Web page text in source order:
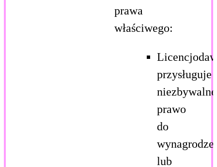
prawa
właściwego:
przysługuje
niezbywalne
prawo
do
lub